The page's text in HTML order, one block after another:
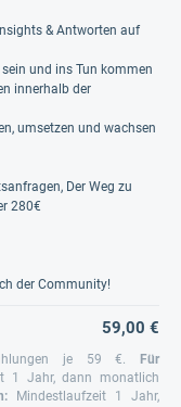
& Antworten auf
und ins Tun kommen
innerhalb der
umsetzen und wachsen
Der Weg zu
280€
der Community!
59,00 €
je 59 €.
Für
1 Jahr, dann monatlich
: Mindestlaufzeit 1 Jahr,